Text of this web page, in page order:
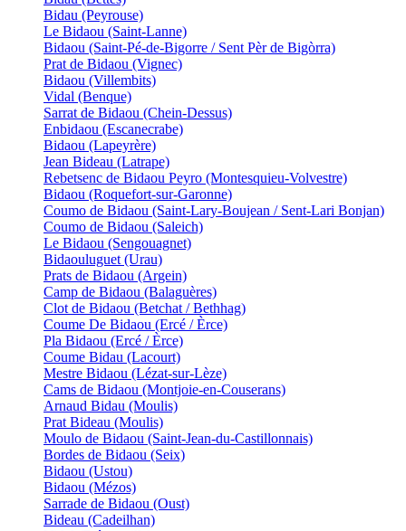
Bidau (Peyrouse)
Le Bidaou (Saint-Lanne)
Bidaou (Saint-Pé-de-Bigorre / Sent Pèr de Bigòrra)
Prat de Bidaou (Vignec)
Bidaou (Villembits)
Vidal (Benque)
Sarrat de Bidaou (Chein-Dessus)
Enbidaou (Escanecrabe)
Bidaou (Lapeyrère)
Jean Bideau (Latrape)
Rebetsenc de Bidaou Peyro (Montesquieu-Volvestre)
Bidaou (Roquefort-sur-Garonne)
Coumo de Bidaou (Saint-Lary-Boujean / Sent-Lari Bonjan)
Coumo de Bidaou (Saleich)
Le Bidaou (Sengouagnet)
Bidaouluguet (Urau)
Prats de Bidaou (Argein)
Camp de Bidaou (Balaguères)
Clot de Bidaou (Betchat / Bethhag)
Coume De Bidaou (Ercé / Èrce)
Pla Bidaou (Ercé / Èrce)
Coume Bidau (Lacourt)
Mestre Bidaou (Lézat-sur-Lèze)
Cams de Bidaou (Montjoie-en-Couserans)
Arnaud Bidau (Moulis)
Prat Bideau (Moulis)
Moulo de Bidaou (Saint-Jean-du-Castillonnais)
Bordes de Bidaou (Seix)
Bidaou (Ustou)
Bidaou (Mézos)
Sarrade de Bidaou (Oust)
Bideau (Cadeilhan)